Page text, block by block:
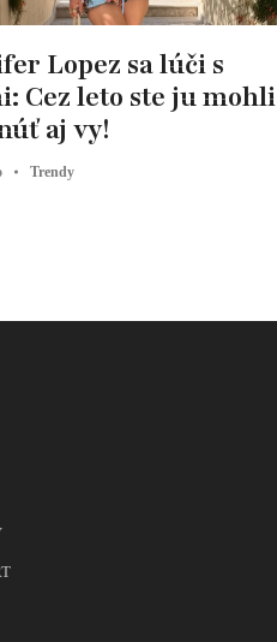
Lopez sa lúči s
Cez leto ste ju mohli
aj vy!
Trendy